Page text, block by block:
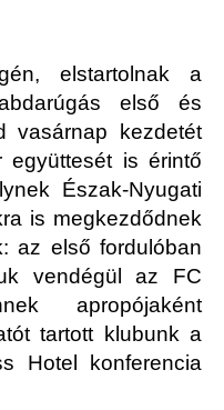
elstartolnak a
első és
vasárnap kezdetét
is érintő
Észak-Nyugati
is megkezdődnek
az első fordulóban
vendégül az FC
apropójaként
tartott klubunk a
Hotel konferencia